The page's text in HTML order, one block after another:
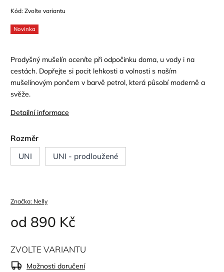
Kód: Zvolte variantu
Novinka
Prodyšný mušelín oceníte při odpočinku doma, u vody i na
cestách. Dopřejte si pocit lehkosti a volnosti s naším
mušelínovým pončem v barvě petrol, která působí moderně a
svěže.
Detailní informace
Rozměr
UNI
UNI - prodloužené
Značka: Nelly
od 890 Kč
ZVOLTE VARIANTU
Možnosti doručení